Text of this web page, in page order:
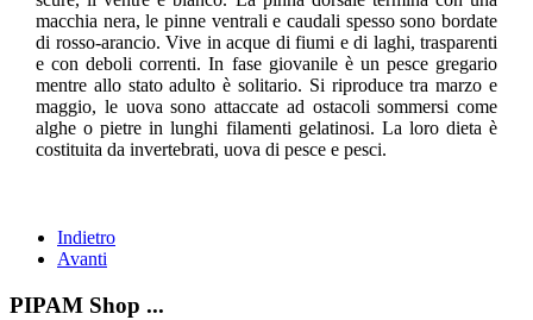
macchia nera, le pinne ventrali e caudali spesso sono bordate
di rosso-arancio. Vive in acque di fiumi e di laghi, trasparenti
e con deboli correnti. In fase giovanile è un pesce gregario
mentre allo stato adulto è solitario. Si riproduce tra marzo e
maggio, le uova sono attaccate ad ostacoli sommersi come
alghe o pietre in lunghi filamenti gelatinosi. La loro dieta è
costituita da invertebrati, uova di pesce e pesci.
Indietro
Avanti
PIPAM Shop ...